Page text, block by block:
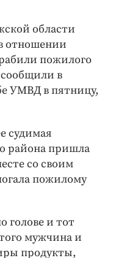
области
отношении
пожилого
в
УМВД в пятницу,
судимая
района пришла
со своим
пожилому
голове и тот
мужчина и
продукты,